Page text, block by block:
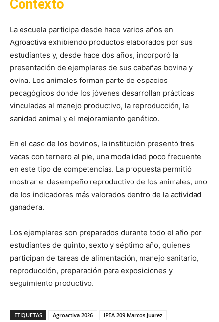
Contexto
La escuela participa desde hace varios años en
Agroactiva exhibiendo productos elaborados por sus
estudiantes y, desde hace dos años, incorporó la
presentación de ejemplares de sus cabañas bovina y
ovina. Los animales forman parte de espacios
pedagógicos donde los jóvenes desarrollan prácticas
vinculadas al manejo productivo, la reproducción, la
sanidad animal y el mejoramiento genético.
En el caso de los bovinos, la institución presentó tres
vacas con ternero al pie, una modalidad poco frecuente
en este tipo de competencias. La propuesta permitió
mostrar el desempeño reproductivo de los animales, uno
de los indicadores más valorados dentro de la actividad
ganadera.
Los ejemplares son preparados durante todo el año por
estudiantes de quinto, sexto y séptimo año, quienes
participan de tareas de alimentación, manejo sanitario,
reproducción, preparación para exposiciones y
seguimiento productivo.
ETIQUETAS Agroactiva 2026
IPEA 209 Marcos Juárez